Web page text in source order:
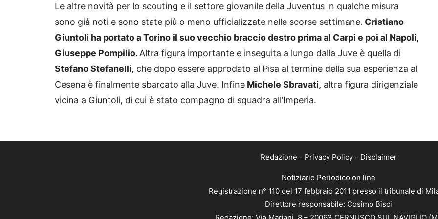
Le altre novità per lo scouting e il settore giovanile della Juventus in qualche misura
sono già noti e sono state più o meno ufficializzate nelle scorse settimane. Cristiano
Giuntoli ha portato a Torino il suo vecchio braccio destro prima al Carpi e poi al Napoli,
Giuseppe Pompilio. Altra figura importante e inseguita a lungo dalla Juve è quella di
Stefano Stefanelli, che dopo essere approdato al Pisa al termine della sua esperienza al
Cesena è finalmente sbarcato alla Juve. Infine Michele Sbravati, altra figura dirigenziale
vicina a Giuntoli, di cui è stato compagno di squadra all’Imperia.
Redazione - Privacy Policy- Disclaimer
Notiziario Periodico on line
Registrazione n° 110 del 17 febbraio 2011 presso il tribunale di
Direttore responsabile: Cosimo Bisci